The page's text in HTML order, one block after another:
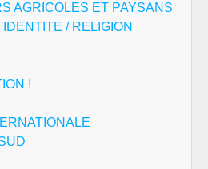
AGRICOLES ET PAYSANS
/ RELIGION
!